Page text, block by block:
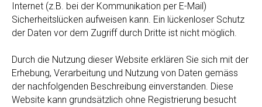
Internet (z.B. bei der Kommunikation per E-Mail)
Sicherheitslücken aufweisen kann. Ein lückenloser Schutz
der Daten vor dem Zugriff durch Dritte ist nicht möglich.
Durch die Nutzung dieser Website erklären Sie sich mit der
Erhebung, Verarbeitung und Nutzung von Daten gemäss
der nachfolgenden Beschreibung einverstanden. Diese
Website kann grundsätzlich ohne Registrierung besucht